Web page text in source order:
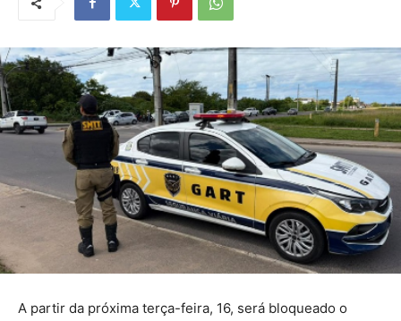
A partir da próxima terça-feira, 16, será bloqueado o